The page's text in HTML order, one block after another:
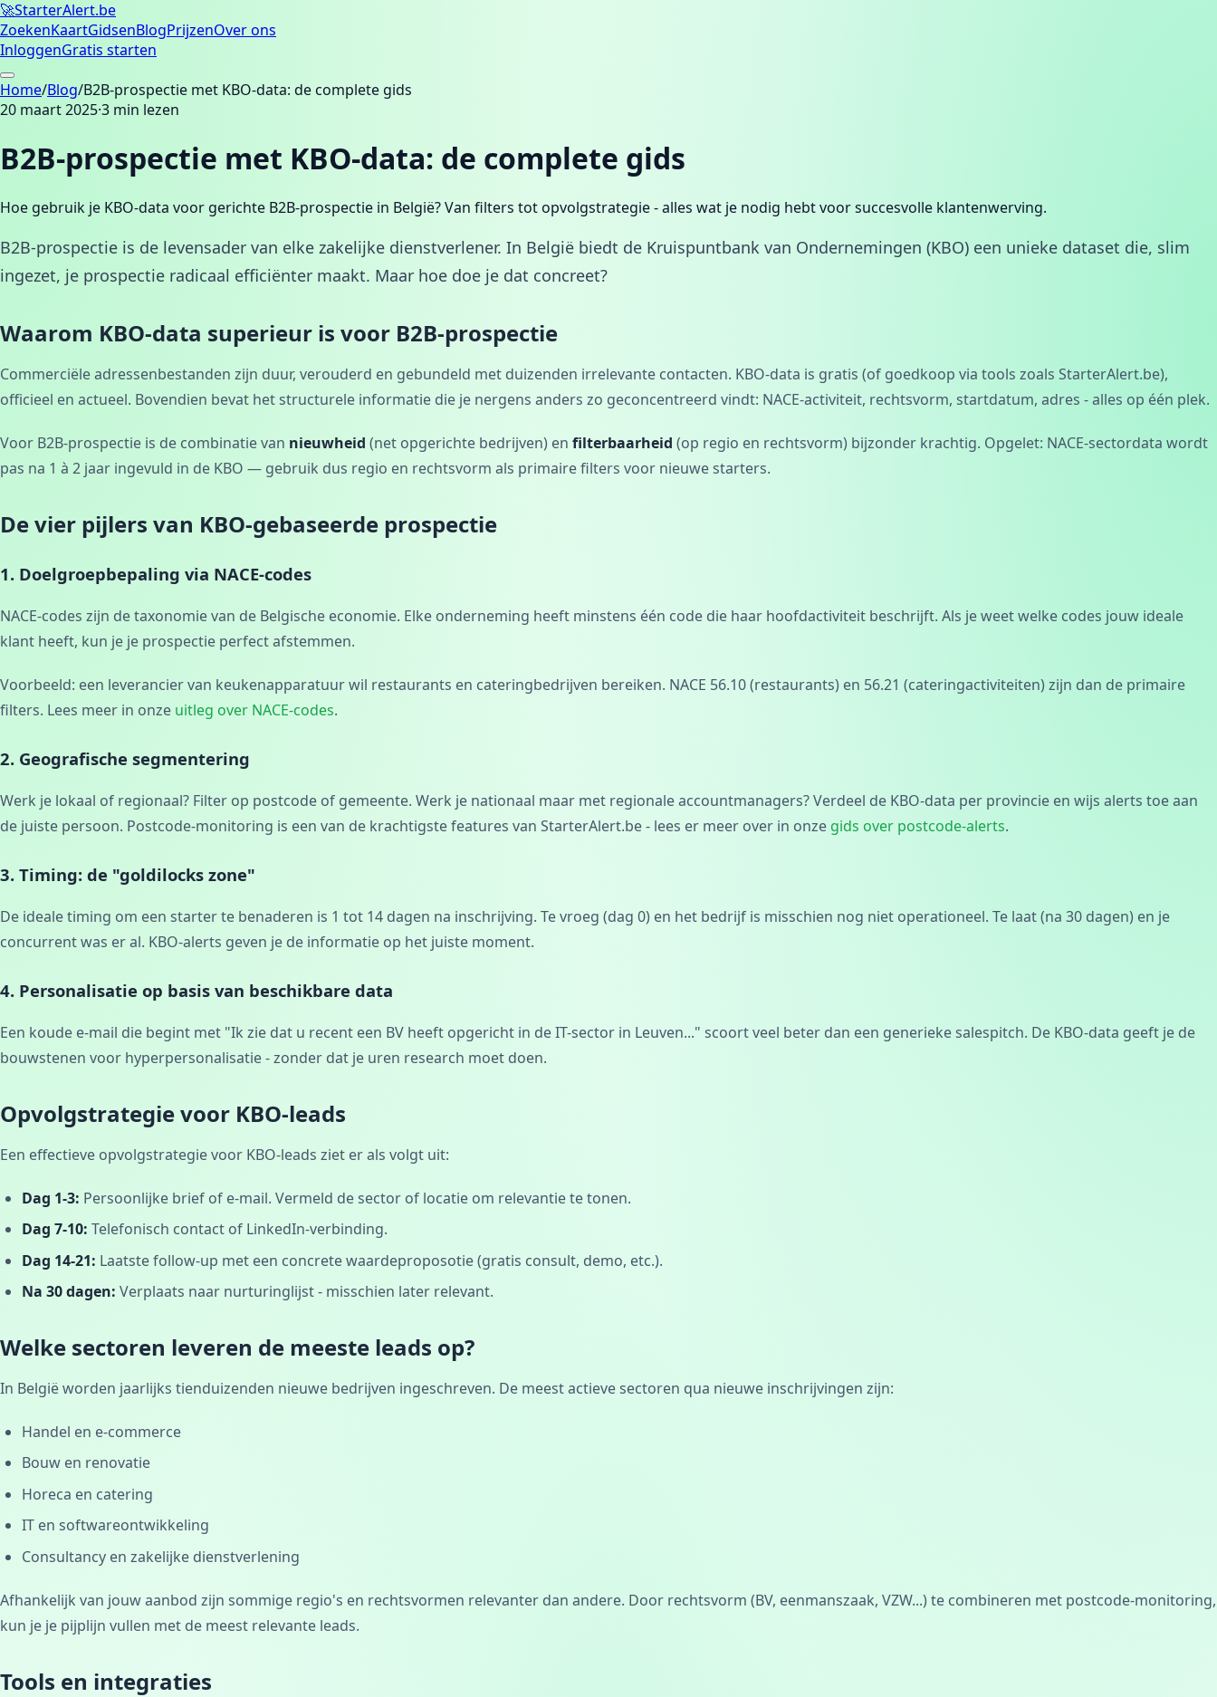
🚀StarterAlert.be
ZoekenKaartGidsenBlogPrijzenOver ons
InloggenGratis starten
Home/Blog/B2B-prospectie met KBO-data: de complete gids
20 maart 2025·3 min lezen
B2B-prospectie met KBO-data: de complete gids
Hoe gebruik je KBO-data voor gerichte B2B-prospectie in België? Van filters tot opvolgstrategie - alles wat je nodig hebt voor succesvolle klantenwerving.
B2B-prospectie is de levensader van elke zakelijke dienstverlener. In België biedt de Kruispuntbank van Ondernemingen (KBO) een unieke dataset die, slim
ingezet, je prospectie radicaal efficiënter maakt. Maar hoe doe je dat concreet?
Waarom KBO-data superieur is voor B2B-prospectie
Commerciële adressenbestanden zijn duur, verouderd en gebundeld met duizenden irrelevante contacten. KBO-data is gratis (of goedkoop via tools zoals StarterAlert.be),
officieel en actueel. Bovendien bevat het structurele informatie die je nergens anders zo geconcentreerd vindt: NACE-activiteit, rechtsvorm, startdatum, adres - alles op één plek.
Voor B2B-prospectie is de combinatie van nieuwheid (net opgerichte bedrijven) en filterbaarheid (op regio en rechtsvorm) bijzonder krachtig. Opgelet: NACE-sectordata wordt
pas na 1 à 2 jaar ingevuld in de KBO — gebruik dus regio en rechtsvorm als primaire filters voor nieuwe starters.
De vier pijlers van KBO-gebaseerde prospectie
1. Doelgroepbepaling via NACE-codes
NACE-codes zijn de taxonomie van de Belgische economie. Elke onderneming heeft minstens één code die haar hoofdactiviteit beschrijft. Als je weet welke codes jouw ideale
klant heeft, kun je je prospectie perfect afstemmen.
Voorbeeld: een leverancier van keukenapparatuur wil restaurants en cateringbedrijven bereiken. NACE 56.10 (restaurants) en 56.21 (cateringactiviteiten) zijn dan de primaire
filters. Lees meer in onze uitleg over NACE-codes.
2. Geografische segmentering
Werk je lokaal of regionaal? Filter op postcode of gemeente. Werk je nationaal maar met regionale accountmanagers? Verdeel de KBO-data per provincie en wijs alerts toe aan
de juiste persoon. Postcode-monitoring is een van de krachtigste features van StarterAlert.be - lees er meer over in onze gids over postcode-alerts.
3. Timing: de "goldilocks zone"
De ideale timing om een starter te benaderen is 1 tot 14 dagen na inschrijving. Te vroeg (dag 0) en het bedrijf is misschien nog niet operationeel. Te laat (na 30 dagen) en je
concurrent was er al. KBO-alerts geven je de informatie op het juiste moment.
4. Personalisatie op basis van beschikbare data
Een koude e-mail die begint met "Ik zie dat u recent een BV heeft opgericht in de IT-sector in Leuven..." scoort veel beter dan een generieke salespitch. De KBO-data geeft je de
bouwstenen voor hyperpersonalisatie - zonder dat je uren research moet doen.
Opvolgstrategie voor KBO-leads
Een effectieve opvolgstrategie voor KBO-leads ziet er als volgt uit:
Dag 1-3: Persoonlijke brief of e-mail. Vermeld de sector of locatie om relevantie te tonen.
Dag 7-10: Telefonisch contact of LinkedIn-verbinding.
Dag 14-21: Laatste follow-up met een concrete waardeproposotie (gratis consult, demo, etc.).
Na 30 dagen: Verplaats naar nurturinglijst - misschien later relevant.
Welke sectoren leveren de meeste leads op?
In België worden jaarlijks tienduizenden nieuwe bedrijven ingeschreven. De meest actieve sectoren qua nieuwe inschrijvingen zijn:
Handel en e-commerce
Bouw en renovatie
Horeca en catering
IT en softwareontwikkeling
Consultancy en zakelijke dienstverlening
Afhankelijk van jouw aanbod zijn sommige regio's en rechtsvormen relevanter dan andere. Door rechtsvorm (BV, eenmanszaak, VZW...) te combineren met postcode-monitoring,
kun je je pijplijn vullen met de meest relevante leads.
Tools en integraties